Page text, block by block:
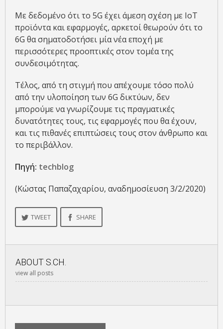
Με δεδομένο ότι το 5G έχει άμεση σχέση με IoT
προϊόντα και εφαρμογές, αρκετοί θεωρούν ότι το
6G θα σηματοδοτήσει μία νέα εποχή με
περισσότερες προοπτικές στον τομέα της
συνδεσιμότητας.
Τέλος, από τη στιγμή που απέχουμε τόσο πολύ
από την υλοποίηση των 6G δικτύων, δεν
μπορούμε να γνωρίζουμε τις πραγματικές
δυνατότητες τους, τις εφαρμογές που θα έχουν,
και τις πιθανές επιπτώσεις τους στον άνθρωπο και
το περιβάλλον.
Πηγή: techblog
(Κώστας Παπαζαχαρίου, αναδημοσίευση 3/2/2020)
TWEET SHARE
ABOUT S.CH.
view all posts